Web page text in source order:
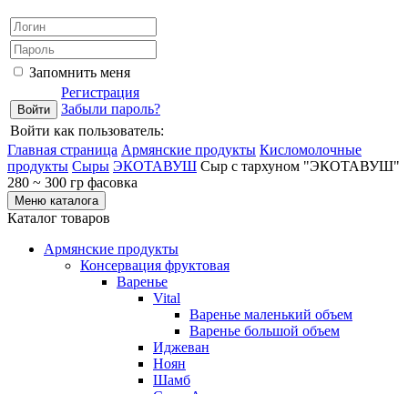
Запомнить меня
Регистрация
Забыли пароль?
Войти как пользователь:
Главная страница Армянские продукты Кисломолочные
продукты Сыры ЭКОТАВУШ Сыр с тархуном "ЭКОТАВУШ"
280 ~ 300 гр фасовка
Меню каталога
Каталог товаров
Армянские продукты
Консервация фруктовая
Варенье
Vital
Варенье маленький объем
Варенье большой объем
Иджеван
Ноян
Шамб